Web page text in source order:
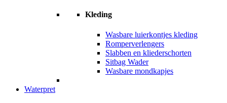
Kleding
Wasbare luierkontjes kleding
Romperverlengers
Slabben en kliederschorten
Sitbag Wader
Wasbare mondkapjes
Waterpret